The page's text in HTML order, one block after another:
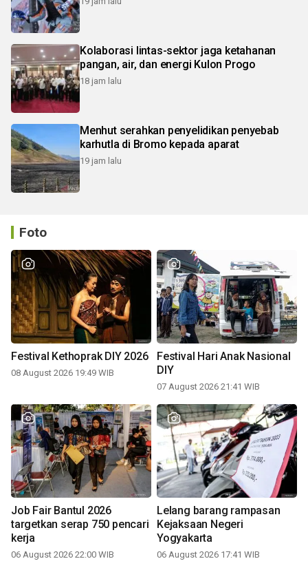
Kolaborasi lintas-sektor jaga ketahanan
pangan, air, dan energi Kulon Progo
18 jam lalu
Menhut serahkan penyelidikan penyebab
karhutla di Bromo kepada aparat
19 jam lalu
Foto
Festival Kethoprak DIY 2026
08 August 2026 19:49 WIB
Festival Hari Anak Nasional
DIY
07 August 2026 21:41 WIB
Job Fair Bantul 2026
targetkan serap 750 pencari
kerja
06 August 2026 22:00 WIB
Lelang barang rampasan
Kejaksaan Negeri
Yogyakarta
06 August 2026 17:41 WIB